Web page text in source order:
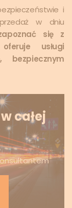
i
w dniu
się z
usługi
bezpiecznym
całej